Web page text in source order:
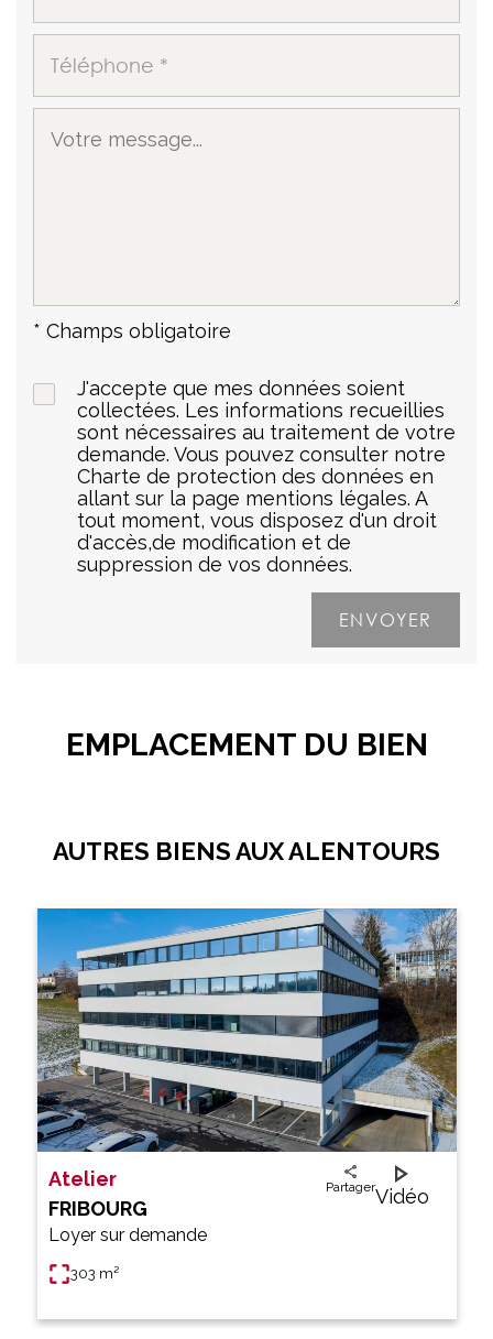
* Champs obligatoire
J'accepte que mes données soient
collectées. Les informations recueillies
sont nécessaires au traitement de votre
demande. Vous pouvez consulter notre
Charte de protection des données en
allant sur la page mentions légales. A
tout moment, vous disposez d'un droit
d'accès,de modification et de
suppression de vos données.
EMPLACEMENT DU BIEN
AUTRES BIENS AUX ALENTOURS
PartagerVidéo
Atelier
FRIBOURG
Loyer sur demande
303 m²